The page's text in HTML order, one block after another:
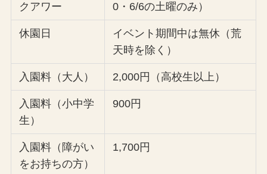
クアワー
0・6/6の土曜のみ）
休園日
イベント期間中は無休（荒
天時を除く）
入園料（大人） 2,000円（高校生以上）
入園料（小中学
生）
900円
入園料（障がい
をお持ちの方）
1,700円